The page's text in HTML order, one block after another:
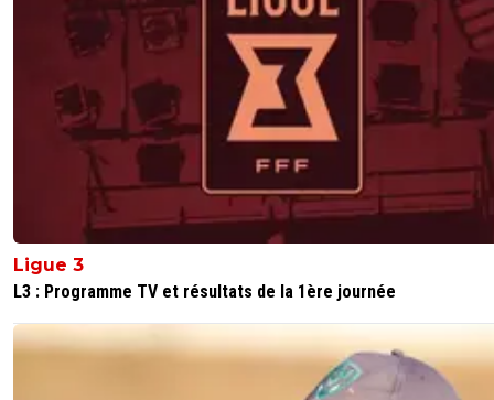
Ligue 3
L3 : Programme TV et résultats de la 1ère journée